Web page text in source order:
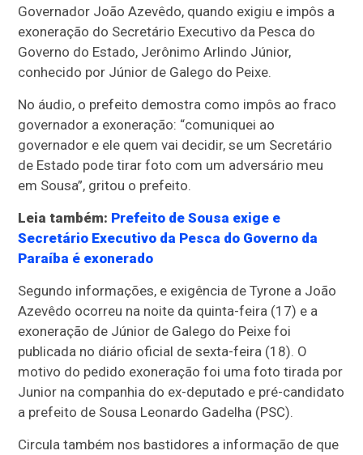
Governador João Azevêdo, quando exigiu e impôs a
exoneração do Secretário Executivo da Pesca do
Governo do Estado, Jerônimo Arlindo Júnior,
conhecido por Júnior de Galego do Peixe.
No áudio, o prefeito demostra como impôs ao fraco
governador a exoneração: “comuniquei ao
governador e ele quem vai decidir, se um Secretário
de Estado pode tirar foto com um adversário meu
em Sousa”, gritou o prefeito.
Leia também: Prefeito de Sousa exige e
Secretário Executivo da Pesca do Governo da
Paraíba é exonerado
Segundo informações, e exigência de Tyrone a João
Azevêdo ocorreu na noite da quinta-feira (17) e a
exoneração de Júnior de Galego do Peixe foi
publicada no diário oficial de sexta-feira (18). O
motivo do pedido exoneração foi uma foto tirada por
Junior na companhia do ex-deputado e pré-candidato
a prefeito de Sousa Leonardo Gadelha (PSC).
Circula também nos bastidores a informação de que